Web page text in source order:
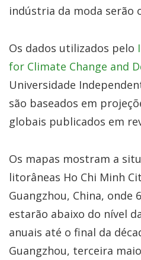
indústria da moda serão
Os dados utilizados pelo
for Climate Change and
Universidade
são baseados em
globais publicados em
Os mapas mostram a
litorâneas Ho Chi Minh
Guangzhou, China, onde
estarão abaixo do nível
anuais até o final da
Guangzhou, terceira